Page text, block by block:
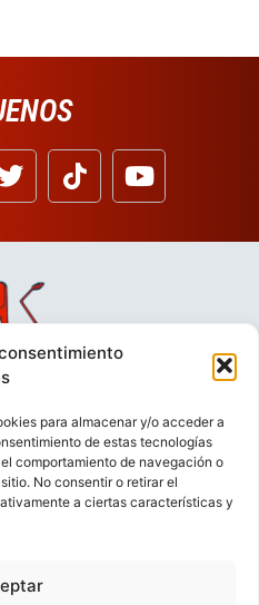
para almacenar y/o acceder a
de estas tecnologías
comportamiento de navegación o
No consentir o retirar el
a ciertas características y